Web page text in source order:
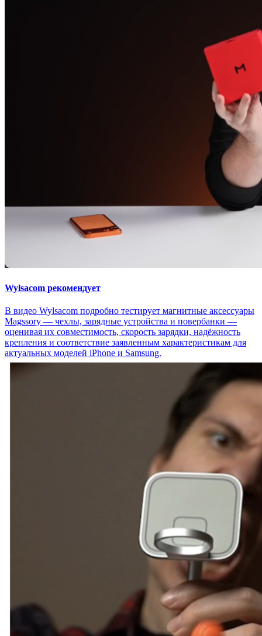
Wylsacom рекомендует
В видео Wylsacom подробно тестирует магнитные аксессуары
Magssory — чехлы, зарядные устройства и повербанки —
оценивая их совместимость, скорость зарядки, надёжность
крепления и соответствие заявленным характеристикам для
актуальных моделей iPhone и Samsung.